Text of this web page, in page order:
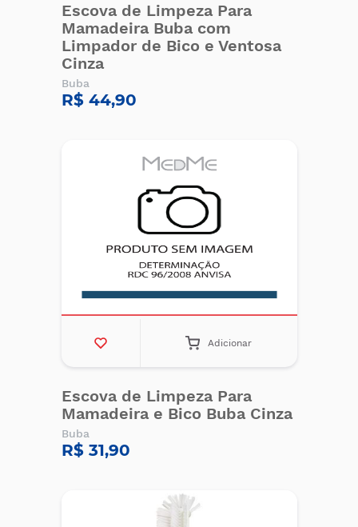
Escova de Limpeza Para
Mamadeira Buba com
Limpador de Bico e Ventosa
Cinza
Buba
R$ 44,90
Adicionar
Escova de Limpeza Para
Mamadeira e Bico Buba Cinza
Buba
R$ 31,90